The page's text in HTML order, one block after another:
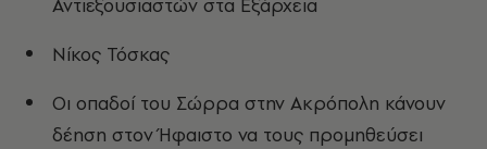
Αντιεξουσιαστών στα Εξάρχεια
Νίκος Τόσκας
Οι οπαδοί του Σώρρα στην Ακρόπολη κάνουν
δέηση στον Ήφαιστο να τους προμηθεύσει